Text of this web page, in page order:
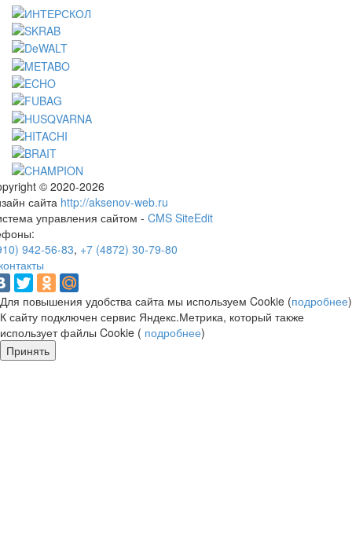
© 2020-2026
сайта http://aksenov-web.ru
управления сайтом - CMS SiteEdit
942-56-83, +7 (4872) 30-79-80
Для повышения удобства сайта мы используем Cookie (подробнее)
К сайту подключен сервис Яндекс.Метрика, который также
использует файлы Cookie ( подробнее)
Принять